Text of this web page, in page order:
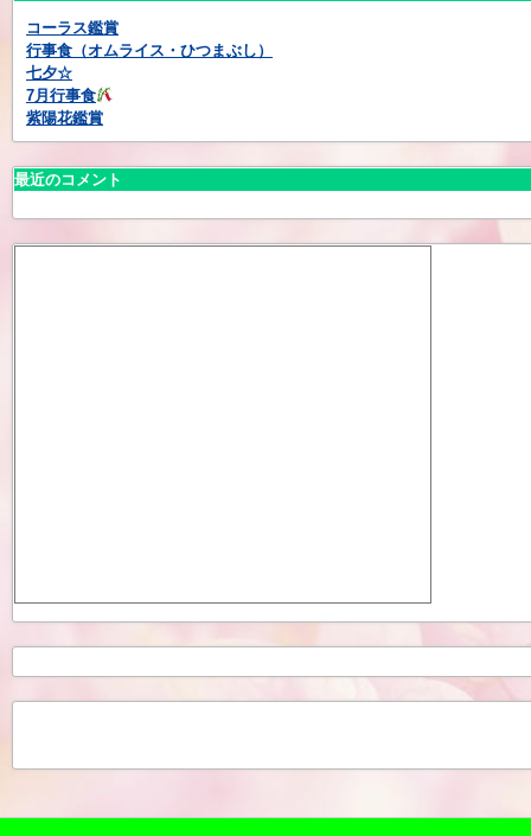
コーラス鑑賞
行事食（オムライス・ひつまぶし）
七夕☆
7月行事食
紫陽花鑑賞
最近のコメント